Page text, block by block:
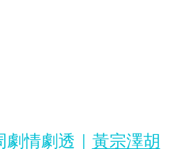
情劇透｜ 黃宗澤胡